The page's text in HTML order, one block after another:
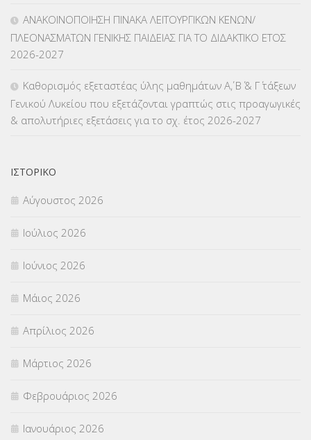
ΜΕΤΑΘΕΣΕΙΣ-ΤΟΠΟΘΕΤΗΣΕΙΣ ΒΕΛΤΙΩΣΕΙΣ(319)
ΜΕΤΑΦΟΡΑ ΜΑΘΗΤΩΝ(3)
ΟΙΚΟΝΟΜΙΚΑ ΘΕΜΑΤΑ
Π.Ε.Κ. ΗΡΑΚΛΕΙΟΥ
ΠΑΝΕΛΛΑΔΙΚΕΣ ΕΞΕΤΑΣΕΙΣ
ΠΡΟΚΗΡΥΞΕΙΣ
ΣΕΜΙΝΑΡΙΑ – ΗΜΕΡΙΔΕΣ
ΣΕΠ(50)
ΣΤΕΛΕΧΗ (360)
ΣΥΜΒΟΥΛΕΥΤΙΚΟΣ ΣΤΑΘΜΟΣ ΝΕΩΝ
ΣΥΝΤΑΞΕΙΣ(12)
ΑΝΑΚΟΙΝΟΠΟΙΗΣΗ ΠΙΝΑΚΑ ΛΕΙΤΟΥΡΓΙΚΩΝ ΚΕΝΩΝ/
ΠΛΕΟΝΑΣΜΑΤΩΝ ΓΕΝΙΚΗΣ ΠΑΙΔΕΙΑΣ ΓΙΑ ΤΟ ΔΙΔΑΚΤΙΚΟ ΕΤΟΣ
2026-2027
Καθορισμός εξεταστέας ύλης μαθημάτων Α΄, Β΄ & Γ΄ τάξεων
Γενικού Λυκείου που εξετάζονται γραπτώς στις προαγωγικές
& απολυτήριες εξετάσεις για το σχ. έτος 2026-2027
ΙΣΤΟΡΙΚΌ
Αύγουστος 2026
Ιούλιος 2026
Ιούνιος 2026
Μάιος 2026
Απρίλιος 2026
Μάρτιος 2026
Φεβρουάριος 2026
Ιανουάριος 2026